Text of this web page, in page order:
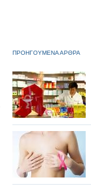
ΠΡΟΗΓΟΥΜΕΝΑ ΑΡΘΡΑ